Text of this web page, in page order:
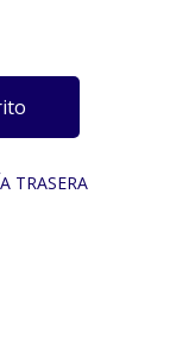
TRASERA